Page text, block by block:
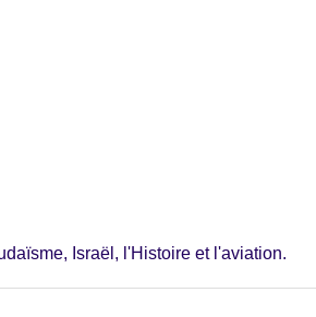
Israël, l'Histoire et l'aviation.